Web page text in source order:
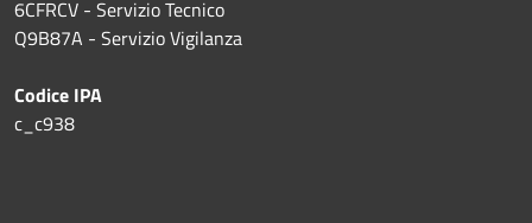
6CFRCV - Servizio Tecnico
Q9B87A - Servizio Vigilanza
Codice IPA
c_c938